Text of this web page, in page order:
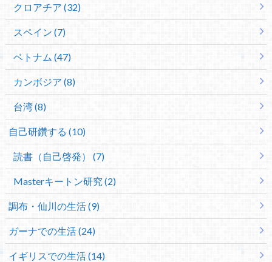
クロアチア (32)
スペイン (7)
ベトナム (47)
カンボジア (8)
台湾 (8)
自己研鑽する (10)
読書（自己啓発） (7)
Masterキートン研究 (2)
調布・仙川の生活 (9)
ガーナでの生活 (24)
イギリスでの生活 (14)